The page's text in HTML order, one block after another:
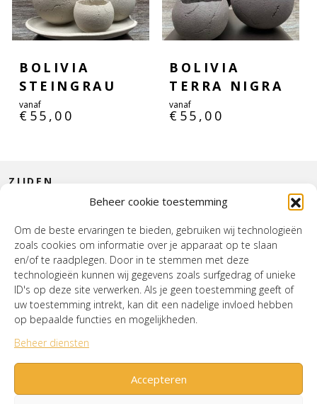
Beheer cookie toestemming
Om de beste ervaringen te bieden, gebruiken wij technologieën
zoals cookies om informatie over je apparaat op te slaan
en/of te raadplegen. Door in te stemmen met deze
technologieën kunnen wij gegevens zoals surfgedrag of unieke
ID's op deze site verwerken. Als je geen toestemming geeft of
uw toestemming intrekt, kan dit een nadelige invloed hebben
op bepaalde functies en mogelijkheden.
Beheer diensten
Accepteren
BOLIVIA
STEINGRAU
vanaf
€ 55,00
BOLIVIA
TERRA NIGRA
vanaf
€ 55,00
HOUSE OF WURPEL
OPENINGSTIJDEN
ZIJDEN
INTERIEUR
Verzenden & RetournerenCookiebeleid (EU)
Mijn account